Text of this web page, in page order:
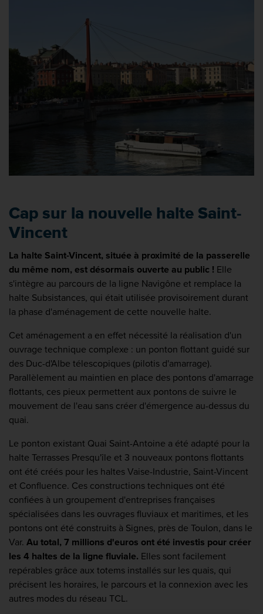
Cap sur la nouvelle halte Saint-
Vincent
La halte Saint-Vincent, située à proximité de la passerelle
du même nom, est désormais ouverte au public ! Elle
s'intègre au parcours de la ligne Navigône et remplace la
halte Subsistances, qui était utilisée provisoirement durant
la phase d'aménagement de cette nouvelle halte.
Cet aménagement a en effet nécessité la réalisation d'un
ouvrage technique complexe : un ponton flottant guidé sur
des Duc-d'Albe télescopiques (pilotis d'amarrage).
Parallèlement au maintien en place des pontons d'amarrage
flottants, ces pieux permettent aux pontons de suivre le
mouvement de l'eau sans créer d'émergence au-dessus du
quai.
Le ponton existant Quai Saint-Antoine a été adapté pour la
halte Terrasses Presqu'île et 3 nouveaux pontons flottants
ont été créés pour les haltes Vaise-Industrie, Saint-Vincent
et Confluence. Ces constructions techniques ont été
confiées à un groupement d'entreprises françaises
spécialisées dans les ouvrages fluviaux et maritimes, et les
pontons ont été construits à Signes, près de Toulon, dans le
Var. Au total, 7 millions d'euros ont été investis pour créer
les 4 haltes de la ligne fluviale. Elles sont facilement
repérables grâce aux totems installés sur les quais, qui
précisent les horaires, le parcours et la connexion avec les
autres modes du réseau TCL.